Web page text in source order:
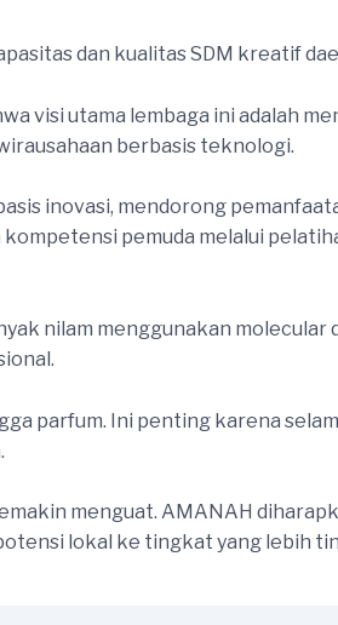
dan kualitas SDM kreatif
visi utama lembaga ini adalah
berbasis teknologi.
inovasi, mendorong
pemuda melalui
nilam menggunakan
parfum. Ini penting karena
menguat. AMANAH
lokal ke tingkat yang lebih